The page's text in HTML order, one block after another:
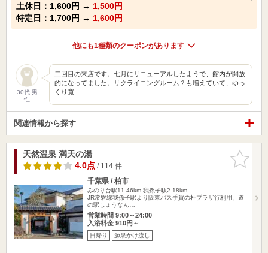
土休日： 1,600円 → 1,500円
特定日： 1,700円 → 1,600円
他にも1種類のクーポンがあります
30代 男
性
二回目の来店です。七月にリニューアルしたようで、館内が開放
的になってました。リクライニングルーム？も増えていて、ゆっ
くり寛…
関連情報から探す
お気に入
りに追加
天然温泉 満天の湯
4.0点/ 114 件
千葉県 / 柏市
みのり台駅11.46km 我孫子駅2.18km
JR常磐線我孫子駅より阪東バス手賀の杜プラザ行利用、道
の駅しょうなん…
営業時間 9:00～24:00
入浴料金 910円～
日帰り 源泉かけ流し